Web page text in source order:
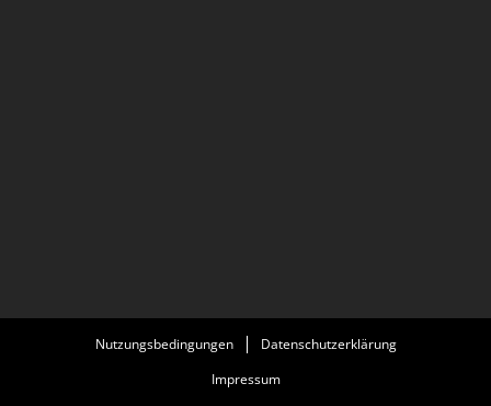
Nutzungsbedingungen
Datenschutzerklärung
Impressum